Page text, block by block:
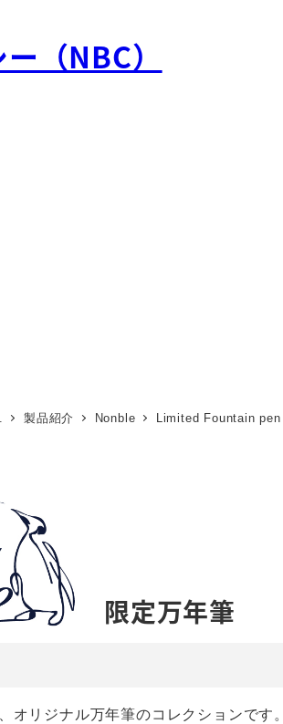
製品紹介 Nonble Limited Fountain pen
限定万年筆
オリジナル万年筆のコレクションです。